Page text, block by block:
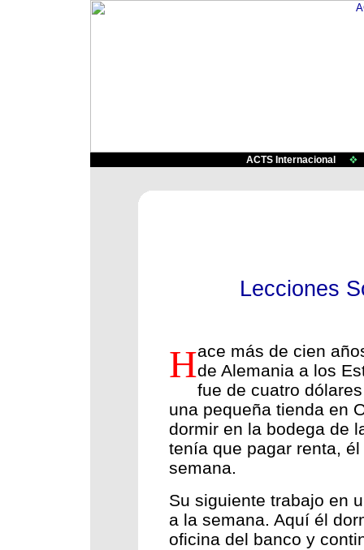
ACTS Internacional
Lecciones
Hace más de cien
de Alemania a los
fue de cuatro
una pequeña tienda en
dormir en la bodega de
tenía que pagar renta,
semana.
Su siguiente trabajo en
a la semana. Aquí él
oficina del banco y